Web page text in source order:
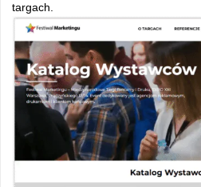
targach.